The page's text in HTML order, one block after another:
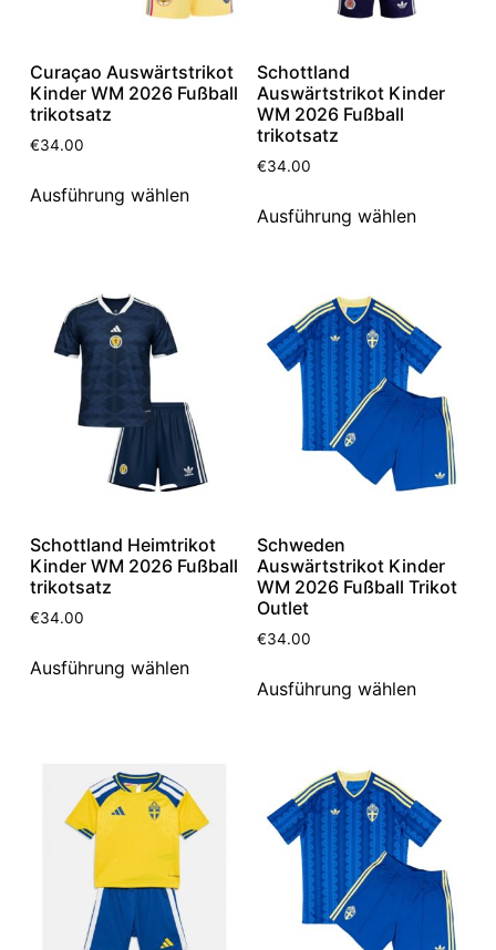
Curaçao Auswärtstrikot
Kinder WM 2026 Fußball
trikotsatz
€34.00
Ausführung wählen
Schottland
Auswärtstrikot Kinder
WM 2026 Fußball
trikotsatz
€34.00
Ausführung wählen
Schottland Heimtrikot
Kinder WM 2026 Fußball
trikotsatz
€34.00
Ausführung wählen
Schweden
Auswärtstrikot Kinder
WM 2026 Fußball Trikot
Outlet
€34.00
Ausführung wählen